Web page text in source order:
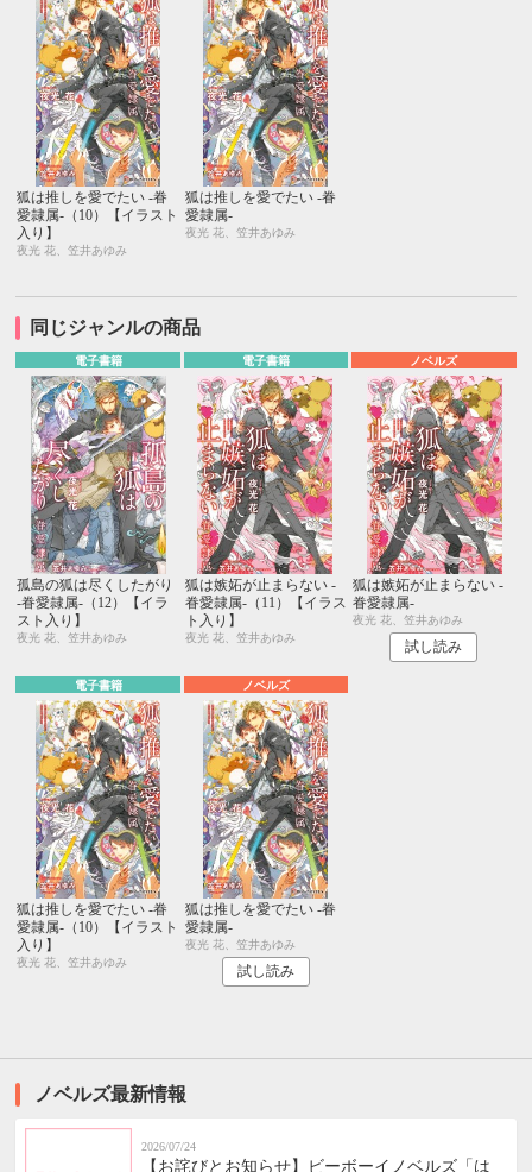
狐は推しを愛でたい -眷
愛隷属-（10）【イラスト
入り】
夜光 花、笠井あゆみ
狐は推しを愛でたい -眷
愛隷属-
夜光 花、笠井あゆみ
同じジャンルの商品
電子書籍
孤島の狐は尽くしたがり
-眷愛隷属-（12）【イラ
スト入り】
夜光 花、笠井あゆみ
電子書籍
狐は嫉妬が止まらない -
眷愛隷属-（11）【イラス
ト入り】
夜光 花、笠井あゆみ
ノベルズ
狐は嫉妬が止まらない -
眷愛隷属-
夜光 花、笠井あゆみ
試し読み
電子書籍
狐は推しを愛でたい -眷
愛隷属-（10）【イラスト
入り】
夜光 花、笠井あゆみ
ノベルズ
狐は推しを愛でたい -眷
愛隷属-
夜光 花、笠井あゆみ
試し読み
ノベルズ最新情報
2026/07/24
【お詫びとお知らせ】ビーボーイノベルズ「は